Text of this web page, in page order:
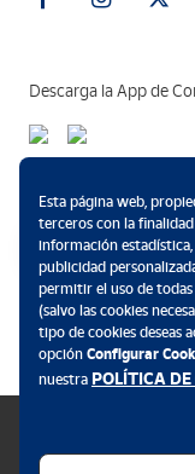
Descarga la App de
Esta página web,
terceros con la
información
publicidad
permitir el uso de todas
(salvo las cookies
tipo de cookies deseas
opción Configurar
nuestra POLÍTICA DE